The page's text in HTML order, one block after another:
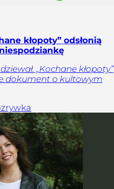
kłopoty” odsłonią
„Kochane kłopoty”
dokument o kultowym